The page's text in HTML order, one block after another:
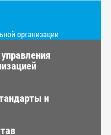
организации
и